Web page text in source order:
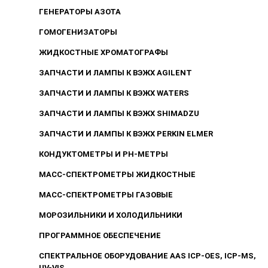
ГЕНЕРАТОРЫ АЗОТА
ГОМОГЕНИЗАТОРЫ
ЖИДКОСТНЫЕ ХРОМАТОГРАФЫ
ЗАПЧАСТИ И ЛАМПЫ К ВЭЖХ AGILENT
ЗАПЧАСТИ И ЛАМПЫ К ВЭЖХ WATERS
ЗАПЧАСТИ И ЛАМПЫ К ВЭЖХ SHIMADZU
ЗАПЧАСТИ И ЛАМПЫ К ВЭЖХ PERKIN ELMER
КОНДУКТОМЕТРЫ И PH-МЕТРЫ
МАСС-СПЕКТРОМЕТРЫ ЖИДКОСТНЫЕ
МАСС-СПЕКТРОМЕТРЫ ГАЗОВЫЕ
МОРОЗИЛЬНИКИ И ХОЛОДИЛЬНИКИ
ПРОГРАММНОЕ ОБЕСПЕЧЕНИЕ
СПЕКТРАЛЬНОЕ ОБОРУДОВАНИЕ AAS ICP-OES, ICP-MS,